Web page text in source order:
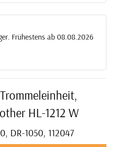
Frühestens ab 08.08.2026
HL-1212 W
DR-1050, 112047